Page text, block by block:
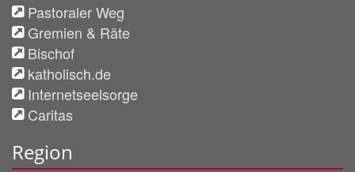
Pastoraler Weg
Gremien & Räte
Bischof
katholisch.de
Internetseelsorge
Caritas
Region